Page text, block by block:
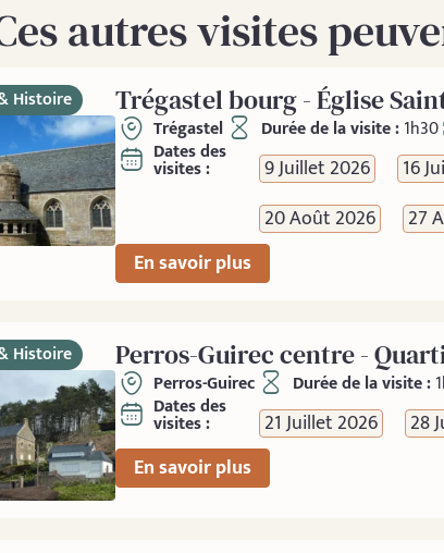
autres visites
Histoire Trégastel bourg - Église
Trégastel Durée de la visite :1h30
Dates des
visites : 9 Juillet 2026 16
20 Août 2026
27
En savoir plus
Histoire Perros-Guirec centre -
Perros-Guirec Durée de la visite :
Dates des
visites : 21 Juillet 2026 28
En savoir plus